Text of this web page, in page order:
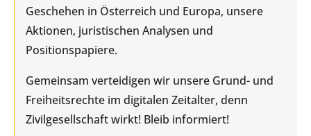
Geschehen in Österreich und Europa, unsere
Aktionen, juristischen Analysen und
Positionspapiere.
Gemeinsam verteidigen wir unsere Grund- und
Freiheitsrechte im digitalen Zeitalter, denn
Zivilgesellschaft wirkt! Bleib informiert!